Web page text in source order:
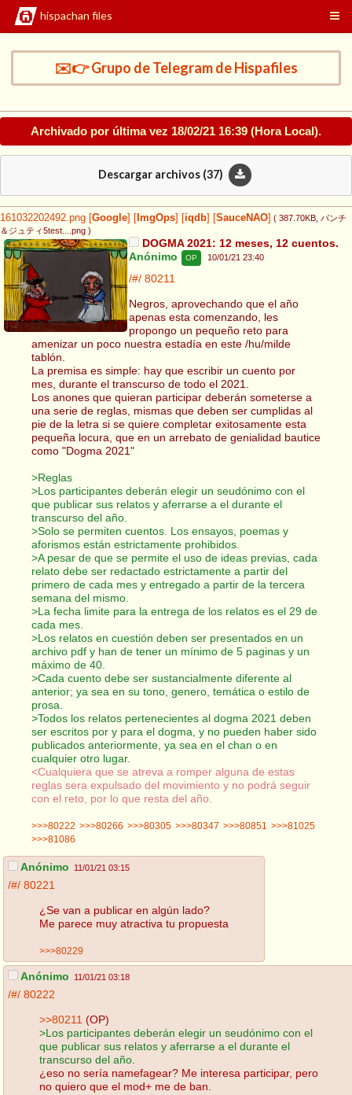
hispachan files
✉️👉 Grupo de Telegram de Hispafiles
Archivado por última vez 18/02/21 16:39 (Hora Local).
Descargar archivos (37)
161032202492.png Google ImgOps iqdb SauceNAO ( 387.70KB , パンチ
＆ジュティ5test....png )
DOGMA 2021: 12 meses, 12 cuentos.
Anónimo
OP 10/01/21 23:40
/#/ 80211
Negros, aprovechando que el año
apenas esta comenzando, les
propongo un pequeño reto para
amenizar un poco nuestra estadía en este /hu/milde
tablón.
La premisa es simple: hay que escribir un cuento por
mes, durante el transcurso de todo el 2021.
Los anones que quieran participar deberán someterse a
una serie de reglas, mismas que deben ser cumplidas al
pie de la letra si se quiere completar exitosamente esta
pequeña locura, que en un arrebato de genialidad bautice
como "Dogma 2021"
>Reglas
>Los participantes deberán elegir un seudónimo con el
que publicar sus relatos y aferrarse a el durante el
transcurso del año.
>Solo se permiten cuentos. Los ensayos, poemas y
aforismos están estrictamente prohibidos.
>A pesar de que se permite el uso de ideas previas, cada
relato debe ser redactado estrictamente a partir del
primero de cada mes y entregado a partir de la tercera
semana del mismo.
>La fecha limite para la entrega de los relatos es el 29 de
cada mes.
>Los relatos en cuestión deben ser presentados en un
archivo pdf y han de tener un mínimo de 5 paginas y un
máximo de 40.
>Cada cuento debe ser sustancialmente diferente al
anterior; ya sea en su tono, genero, temática o estilo de
prosa.
>Todos los relatos pertenecientes al dogma 2021 deben
ser escritos por y para el dogma, y no pueden haber sido
publicados anteriormente, ya sea en el chan o en
cualquier otro lugar.
<Cualquiera que se atreva a romper alguna de estas
reglas sera expulsado del movimiento y no podrá seguir
con el reto, por lo que resta del año.
>>>80222 >>>80266 >>>80305 >>>80347 >>>80851
>>>81025
>>>81086
Anónimo 11/01/21 03:15
/#/ 80221
¿Se van a publicar en algún lado?
Me parece muy atractiva tu propuesta
>>>80229
Anónimo 11/01/21 03:18
/#/ 80222
>>80211 (OP)
>Los participantes deberán elegir un seudónimo con el
que publicar sus relatos y aferrarse a el durante el
transcurso del año.
¿eso no sería namefagear? Me interesa participar, pero
no quiero que el mod+ me de ban.